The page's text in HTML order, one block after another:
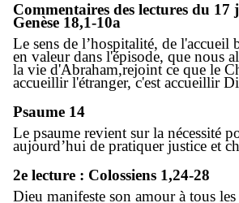
Commentaires des lectures du 17
Genèse 18,1-10a
Le sens de l’hospitalité, de l'accueil
en valeur dans l'épisode, que nous
la vie d'Abraham,rejoint ce que le
accueillir l'étranger, c'est accueillir
Psaume 14
Le psaume revient sur la nécessité
aujourd’hui de pratiquer justice et
2e lecture : Colossiens 1,24-28
Dieu manifeste son amour à tous